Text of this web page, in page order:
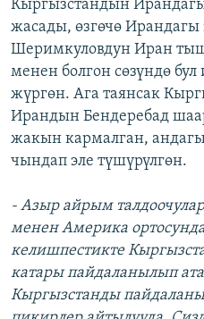
Кыргызстандын
жасады, өзгөчө
Шеримкуловдун Иран
менен болгон сөзүндө
жүргөн. Ага таянсак
Ирандын Бендеребад
жакын кармалган,
чындап эле түшүрүлгөн.
- Азыр айрым
менен Америка
келишпестикте
катары пайдаланылып
Кыргызстанды